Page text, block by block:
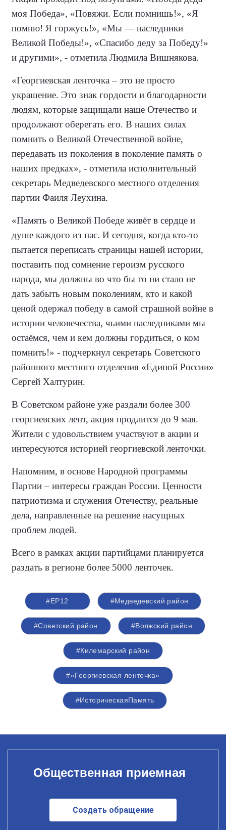
моя Победа», «Повяжи. Если помнишь!», «Я
помню! Я горжусь!», «Мы — наследники
Великой Победы!», «Спасибо деду за Победу!»
и другими», - отметила Людмила Вишнякова.
«Георгиевская ленточка – это не просто
украшение. Это знак гордости и благодарности
людям, которые защищали наше Отечество и
продолжают оберегать его. В наших силах
помнить о Великой Отечественной войне,
передавать из поколения в поколение память о
наших предках», - отметила исполнительный
секретарь Медведевского местного отделения
партии Фаиля Леухина.
«Память о Великой Победе живёт в сердце и
душе каждого из нас. И сегодня, когда кто-то
пытается переписать страницы нашей истории,
поставить под сомнение героизм русского
народа, мы должны во что бы то ни стало не
дать забыть новым поколениям, кто и какой
ценой одержал победу в самой страшной войне в
истории человечества, чьими наследниками мы
остаёмся, чем и кем должны гордиться, о ком
помнить!» - подчеркнул секретарь Советского
районного местного отделения «Единой России»
Сергей Халтурин.
В Советском районе уже раздали более 300
георгиевских лент, акция продлится до 9 мая.
Жители с удовольствием участвуют в акции и
интересуются историей георгиевской ленточки.
Напомним, в основе Народной программы
Партии – интересы граждан России. Ценности
патриотизма и служения Отечеству, реальные
дела, направленные на решение насущных
проблем людей.
Всего в рамках акции партийцами планируется
раздать в регионе более 5000 ленточек.
#ЕР12 #Медведевский район
#Советский район #Волжский район
#Килемарский район
#«Георгиевская ленточка»
#ИсторическаяПамять
Общественная приемная
Создать обращение